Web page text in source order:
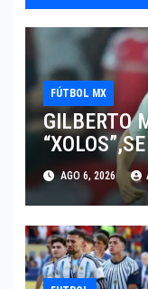
FÚTBOL MX
GILBERTO
JUGAR EN
AGO 6, 2026